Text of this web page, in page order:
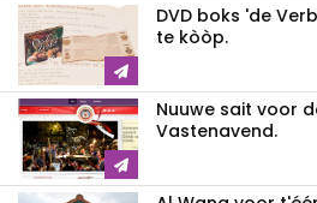
DVD boks 'de
te kòòp.
Nuuwe sait voor
Vastenavend.